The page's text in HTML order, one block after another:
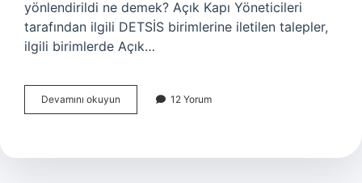
yönlendirildi ne demek? Açık Kapı Yöneticileri
tarafından ilgili DETSİS birimlerine iletilen talepler,
ilgili birimlerde Açık…
Devamını okuyun
Kapı
Edildigini
12 Yorum